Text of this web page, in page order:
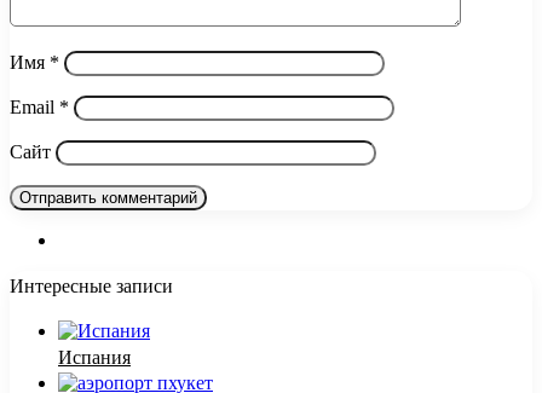
Имя *
Email *
Сайт
Интересные записи
Испания